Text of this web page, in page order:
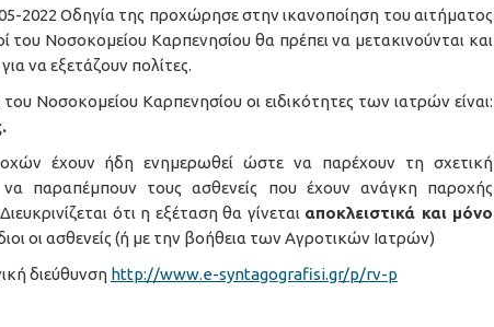
2022 Οδηγία της προχώρησε στην ικανοποίηση του αιτήματος
του Νοσοκομείου Καρπενησίου θα πρέπει να μετακινούνται και
να εξετάζουν πολίτες.
Νοσοκομείου Καρπενησίου οι ειδικότητες των ιατρών είναι:
έχουν ήδη ενημερωθεί ώστε να παρέχουν τη σχετική
παραπέμπουν τους ασθενείς που έχουν ανάγκη παροχής
ότι η εξέταση θα γίνεται αποκλειστικά και μόνο
οι ασθενείς (ή με την βοήθεια των Αγροτικών Ιατρών)
διεύθυνση http://www.e-syntagografisi.gr/p/rv-p